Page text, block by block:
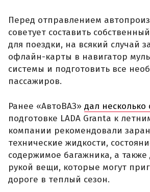
Перед отправлением
советует составить
для поездки, на всякий случай
офлайн-карты в навигатор
системы и подготовить все
пассажиров.
Ранее «АвтоВАЗ» дал несколько
подготовке LADA Granta к
компании рекомендовали
технические жидкости,
содержимое багажника, а
рукой вещи, которые могут
дороге в теплый сезон.